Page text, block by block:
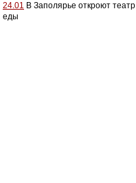
24.01 В Заполярье откроют театр
еды